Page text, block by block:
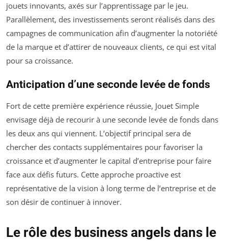
jouets innovants, axés sur l’apprentissage par le jeu.
Parallèlement, des investissements seront réalisés dans des
campagnes de communication afin d’augmenter la notoriété
de la marque et d’attirer de nouveaux clients, ce qui est vital
pour sa croissance.
Anticipation d’une seconde levée de fonds
Fort de cette première expérience réussie, Jouet Simple
envisage déjà de recourir à une seconde levée de fonds dans
les deux ans qui viennent. L’objectif principal sera de
chercher des contacts supplémentaires pour favoriser la
croissance et d’augmenter le capital d’entreprise pour faire
face aux défis futurs. Cette approche proactive est
représentative de la vision à long terme de l’entreprise et de
son désir de continuer à innover.
Le rôle des business angels dans le